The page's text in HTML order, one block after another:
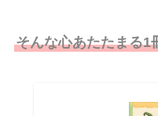
そんな心あたたまる1